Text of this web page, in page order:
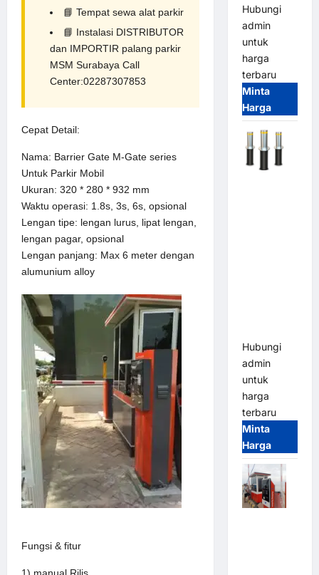
📘 Tempat sewa alat parkir
📘 Instalasi DISTRIBUTOR
dan IMPORTIR palang parkir
MSM Surabaya Call
Center:02287307853
Cepat Detail:
Nama: Barrier Gate M-Gate series
Untuk Parkir Mobil
Ukuran: 320 * 280 * 932 mm
Waktu operasi: 1.8s, 3s, 6s, opsional
Lengan tipe: lengan lurus, lipat lengan,
lengan pagar, opsional
Lengan panjang: Max 6 meter dengan
alumunium alloy
Fungsi & fitur
Hubungi
admin
untuk
harga
terbaru
Minta
Harga
Hubungi
admin
untuk
harga
terbaru
Minta
Harga